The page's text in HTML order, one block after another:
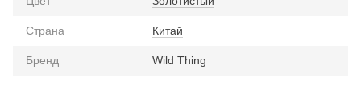
Страна Китай
Бренд Wild Thing